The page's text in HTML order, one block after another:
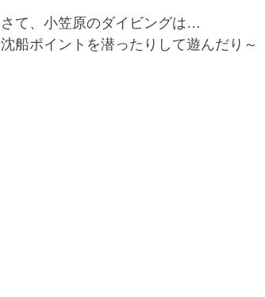
さて、小笠原のダイビングは…
沈船ポイントを潜ったりして遊んだり～